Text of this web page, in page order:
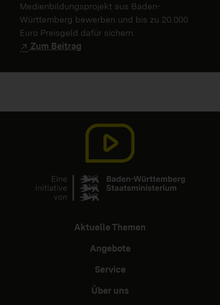
Medienbildungsprojekt aus Baden-
Württemberg bewerben und bis zu 20.000
Euro Preisgeld dafür sichern.
Zum Beitrag
Aktuelle Themen
Angebote
Service
Über uns